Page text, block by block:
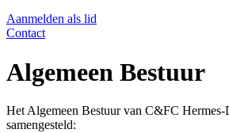
Aanmelden als lid
Contact
Algemeen Bestuur
Het Algemeen Bestuur van C&FC
samengesteld: